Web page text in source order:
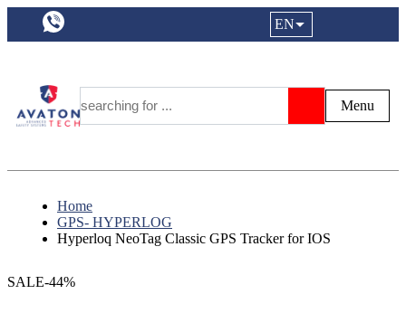
a11y.languageSelection:
EN
Menu
Search
Home
GPS- HYPERLOG
Hyperloq NeoTag Classic GPS Tracker for IOS
SALE-44%